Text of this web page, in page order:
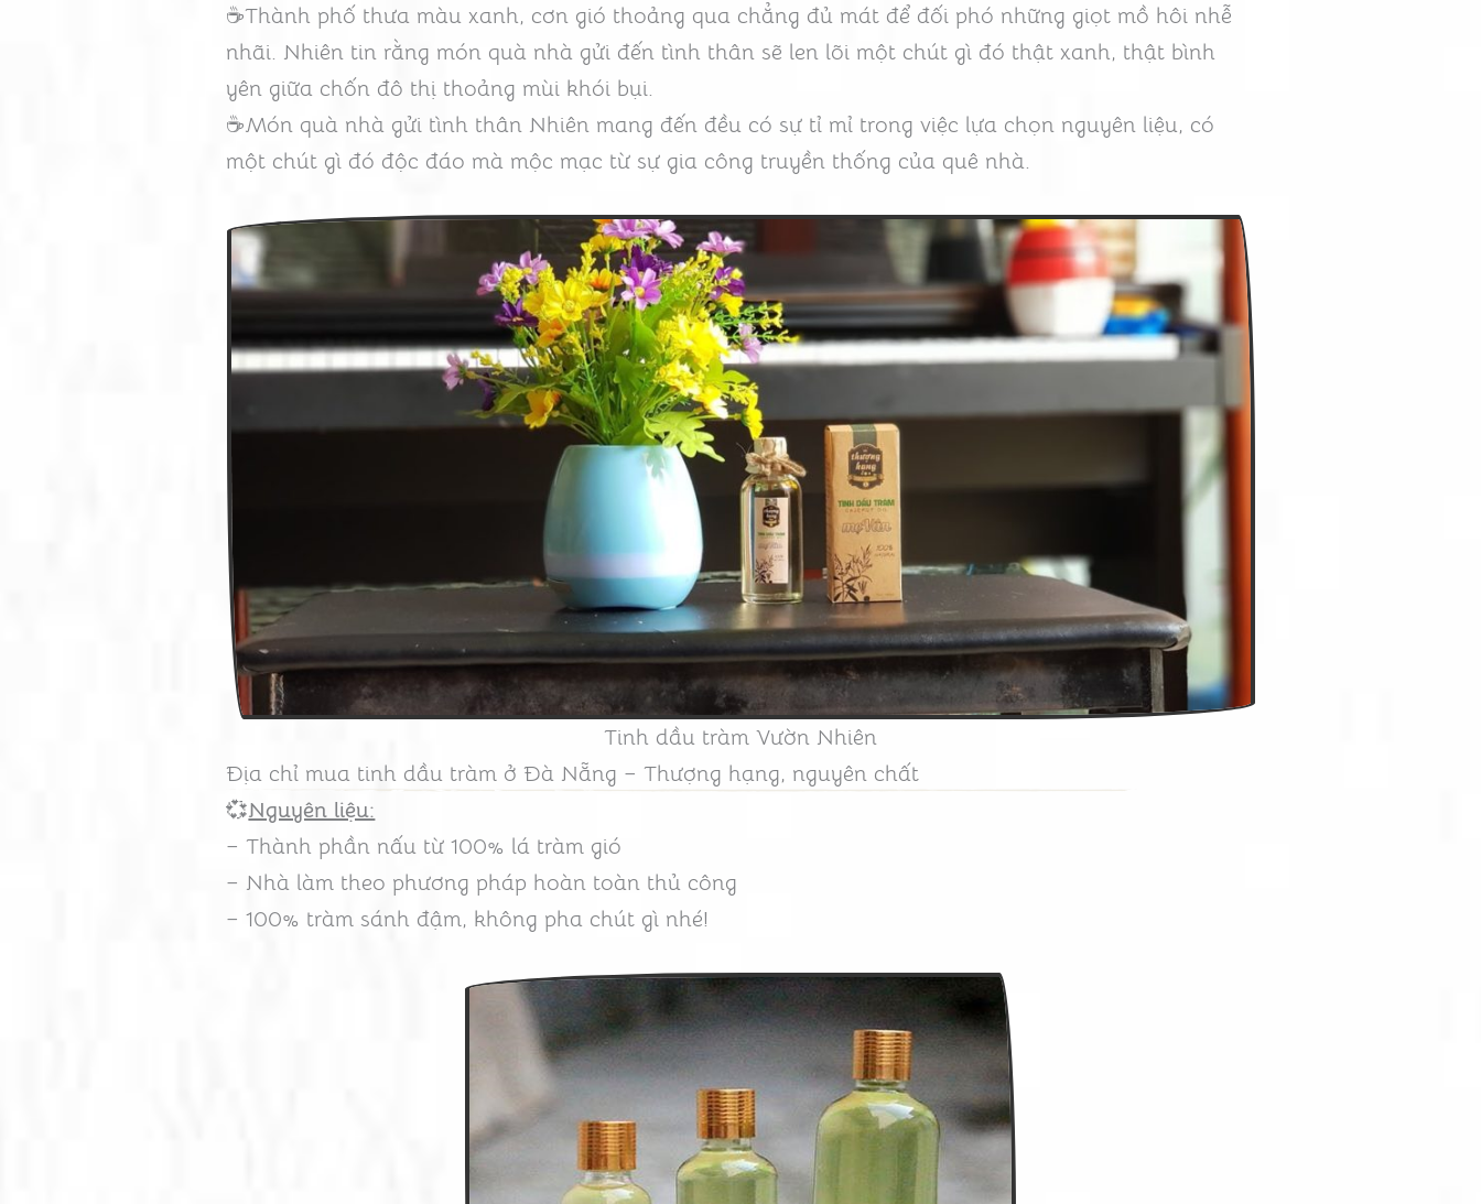
☕Thành phố thưa màu xanh, cơn gió thoảng qua chẳng đủ mát để đối phó những giọt mồ hôi nhễ
nhãi. Nhiên tin rằng món quà nhà gửi đến tình thân sẽ len lõi một chút gì đó thật xanh, thật bình
yên giữa chốn đô thị thoảng mùi khói bụi.
☕Món quà nhà gửi tình thân Nhiên mang đến đều có sự tỉ mỉ trong việc lựa chọn nguyên liệu, có
một chút gì đó độc đáo mà mộc mạc từ sự gia công truyền thống của quê nhà.
Tinh dầu tràm Vườn Nhiên
Địa chỉ mua tinh dầu tràm ở Đà Nẵng – Thượng hạng, nguyên chất
💞Nguyên liệu:
– Thành phần nấu từ 100% lá tràm gió
– Nhà làm theo phương pháp hoàn toàn thủ công
– 100% tràm sánh đậm, không pha chút gì nhé!